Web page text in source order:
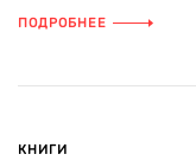
ПОДРОБНЕЕ
КНИГИ